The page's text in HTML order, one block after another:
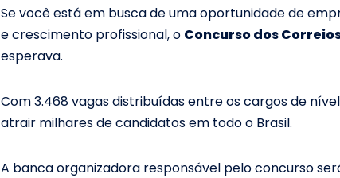
Se você está em busca de uma oportunidade de
e crescimento profissional, o Concurso dos
esperava.
Com 3.468 vagas distribuídas entre os cargos de
atrair milhares de candidatos em todo o Brasil.
A banca organizadora responsável pelo concurso